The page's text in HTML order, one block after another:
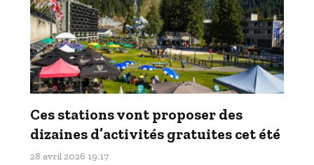
Ces stations vont proposer des
dizaines d’activités gratuites cet été
28 avril 2026 19:17